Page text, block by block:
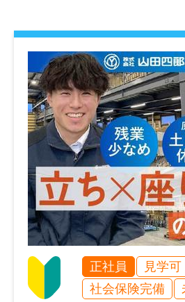
日勤・夕勤・夜勤で仕
ペースで作業を進めら
夕勤・夜勤や平日休み
屋さんに行ける」、
ーズに済ませられる」
ます。
【こんな方におすすめ】
・旭川にいながら大
正社員 見学可
社会保険完備